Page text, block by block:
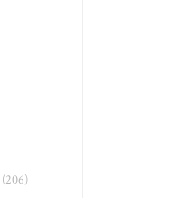
(206)